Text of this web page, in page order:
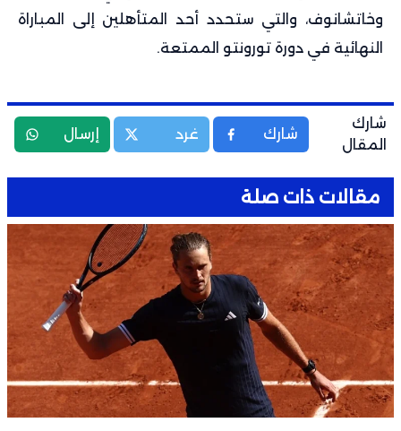
وخاتشانوف، والتي ستحدد أحد المتأهلين إلى المباراة
النهائية في دورة تورونتو الممتعة.
شارك
المقال
شارك غرد إرسال
مقالات ذات صلة